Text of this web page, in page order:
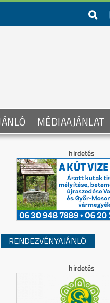

MÉDIAAJÁNLAT
RENDEZVÉNYAJÁNLÓ